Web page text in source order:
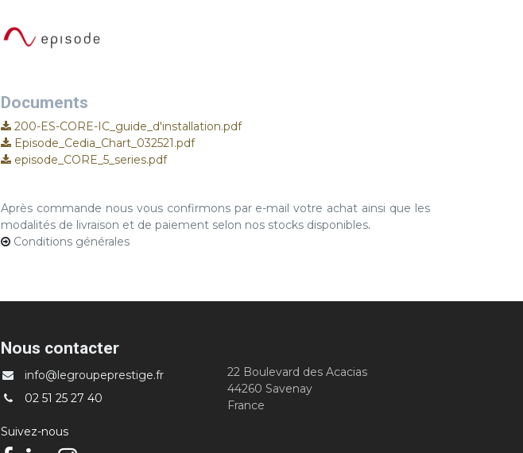
Documents
200-ES-CORE-IC_guide_d'installation.pdf
Episode_Cedia_Chart_032521.pdf
episode_CORE_5_series.pdf
Après commande nous vous confirmons par e-mail votre achat ainsi que les
modalités de livraison et de paiement selon nos stocks disponibles.
Conditions générales
Nous contacter
info@legroupeprestige.fr
02 51 25 27 40
Suivez-nous
22 Boulevard des Acacias
44260 Savenay
France